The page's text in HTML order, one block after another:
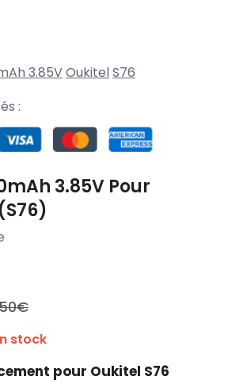
3.85VOukitelS76
:
3.85V Pour
stock
pour Oukitel S76